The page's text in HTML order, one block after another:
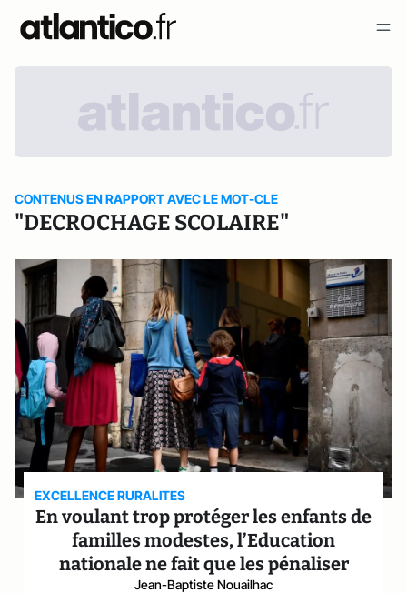
CONTENUS EN RAPPORT AVEC LE MOT-CLE
"DECROCHAGE SCOLAIRE"
EXCELLENCE RURALITES
En voulant trop protéger les enfants de
familles modestes, l’Education
nationale ne fait que les pénaliser
Jean-Baptiste Nouailhac